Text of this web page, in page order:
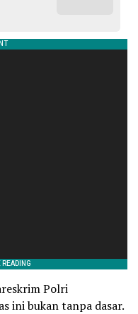
Polri
ini bukan tanpa dasar.